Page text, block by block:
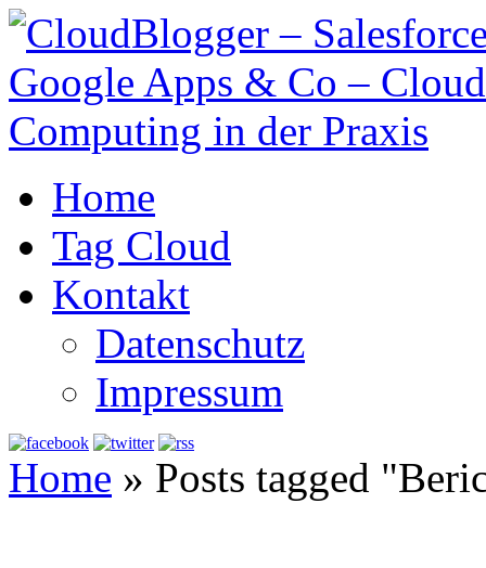
Home
Tag Cloud
Kontakt
Datenschutz
Impressum
Home » Posts tagged